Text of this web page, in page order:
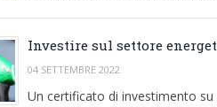
Investire sul settore
04 SETTEMBRE 2022
Un certificato di investimento su